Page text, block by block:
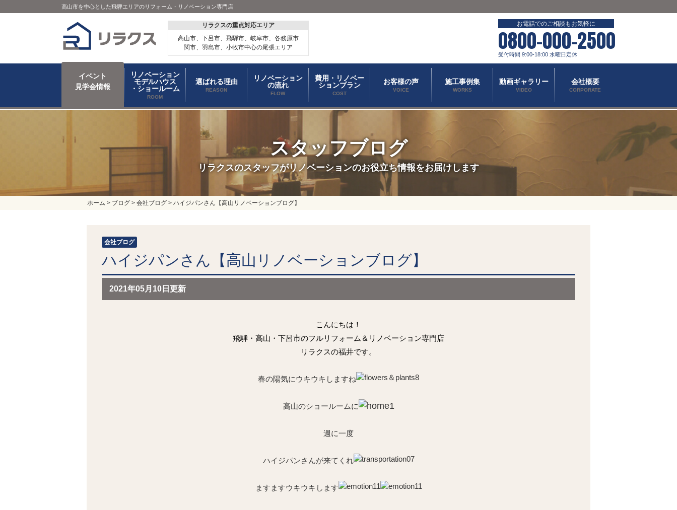
高山市を中心とした飛騨エリアのリフォーム・リノベーション専門店
リラクスの重点対応エリア
高山市、下呂市、飛騨市、岐阜市、各務原市
関市、羽島市、小牧市中心の尾張エリア
お電話でのご相談もお気軽に
0800-000-2500
受付時間 9:00-18:00 水曜日定休
イベント
見学会情報
リノベーション
モデルハウス
・ショールーム
ROOM
選ばれる理由
REASON
リノベーション
の流れ
FLOW
費用・リノベー
ションプラン
COST
お客様の声
VOICE
施工事例集
WORKS
動画ギャラリー
VIDEO
会社概要
CORPORATE
スタッフブログ
リラクスのスタッフがリノベーションのお役立ち情報をお届けします
ホーム > ブログ > 会社ブログ > ハイジパンさん【高山リノベーションブログ】
会社ブログ
ハイジパンさん【高山リノベーションブログ】
2021年05月10日更新
こんにちは！
飛騨・高山・下呂市のフルリフォーム＆リノベーション専門店
リラクスの福井です。
春の陽気にウキウキしますね
高山のショールームに
週に一度
ハイジパンさんが来てくれ
ますますウキウキします